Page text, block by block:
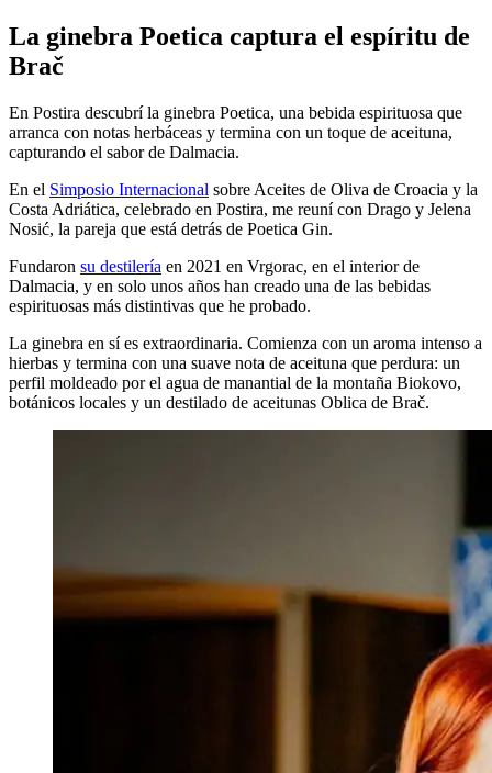
La ginebra Poetica captura el espíritu de
Brač
En Postira descubrí la ginebra Poetica, una bebida espirituosa que
arranca con notas herbáceas y termina con un toque de aceituna,
capturando el sabor de Dalmacia.
En el Simposio Internacional sobre Aceites de Oliva de Croacia y la
Costa Adriática, celebrado en Postira, me reuní con Drago y Jelena
Nosić, la pareja que está detrás de Poetica Gin.
Fundaron su destilería en 2021 en Vrgorac, en el interior de
Dalmacia, y en solo unos años han creado una de las bebidas
espirituosas más distintivas que he probado.
La ginebra en sí es extraordinaria. Comienza con un aroma intenso a
hierbas y termina con una suave nota de aceituna que perdura: un
perfil moldeado por el agua de manantial de la montaña Biokovo,
botánicos locales y un destilado de aceitunas Oblica de Brač.